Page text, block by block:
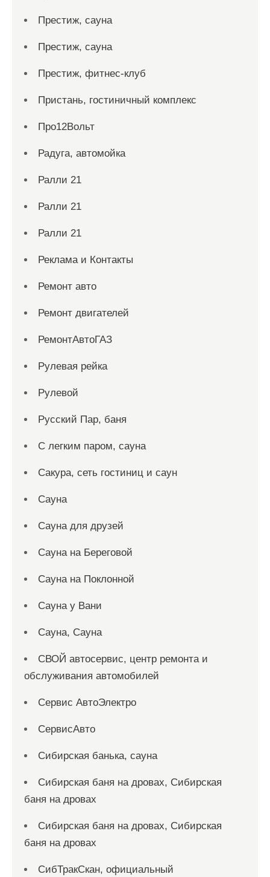
Престиж, сауна
Престиж, сауна
Престиж, фитнес-клуб
Пристань, гостиничный комплекс
Про12Вольт
Радуга, автомойка
Ралли 21
Ралли 21
Ралли 21
Реклама и Контакты
Ремонт авто
Ремонт двигателей
РемонтАвтоГАЗ
Рулевая рейка
Рулевой
Русский Пар, баня
С легким паром, сауна
Сакура, сеть гостиниц и саун
Сауна
Сауна для друзей
Сауна на Береговой
Сауна на Поклонной
Сауна у Вани
Сауна, Сауна
СВОЙ автосервис, центр ремонта и
обслуживания автомобилей
Сервис АвтоЭлектро
СервисАвто
Сибирская банька, сауна
Сибирская баня на дровах, Сибирская
баня на дровах
Сибирская баня на дровах, Сибирская
баня на дровах
СибТракСкан, официальный